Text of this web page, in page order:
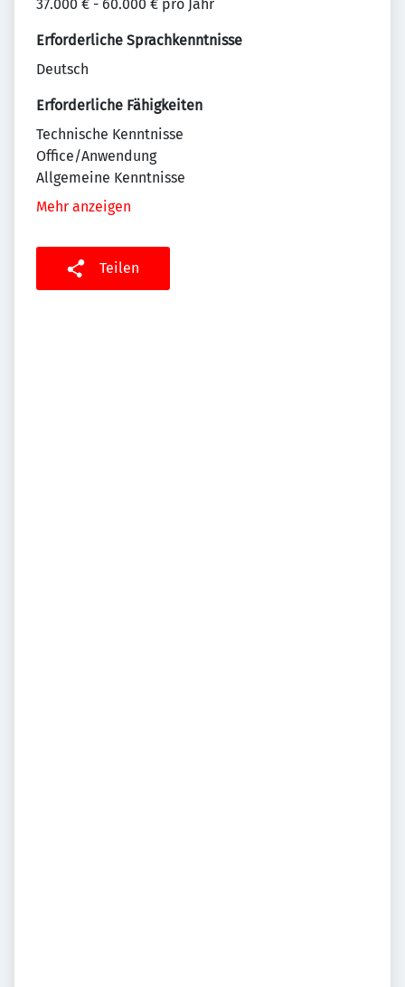
37.000 € - 60.000 € pro Jahr
Erforderliche Sprachkenntnisse
Deutsch
Erforderliche Fähigkeiten
Technische Kenntnisse
Office/Anwendung
Allgemeine Kenntnisse
Mehr anzeigen
Teilen